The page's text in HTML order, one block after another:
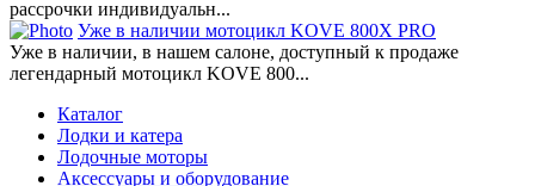
рассрочки индивидуальн...
Уже в наличии мотоцикл KOVE 800X PRO
Уже в наличии, в нашем салоне, доступный к продаже
легендарный мотоцикл KOVE 800...
Каталог
Лодки и катера
Лодочные моторы
Аксессуары и оборудование